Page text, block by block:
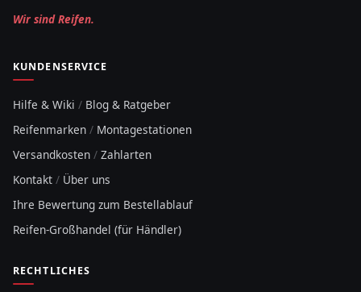
Wir sind Reifen.
KUNDENSERVICE
Hilfe & Wiki / Blog & Ratgeber
Reifenmarken / Montagestationen
Versandkosten / Zahlarten
Kontakt / Über uns
Ihre Bewertung zum Bestellablauf
Reifen-Großhandel (für Händler)
RECHTLICHES